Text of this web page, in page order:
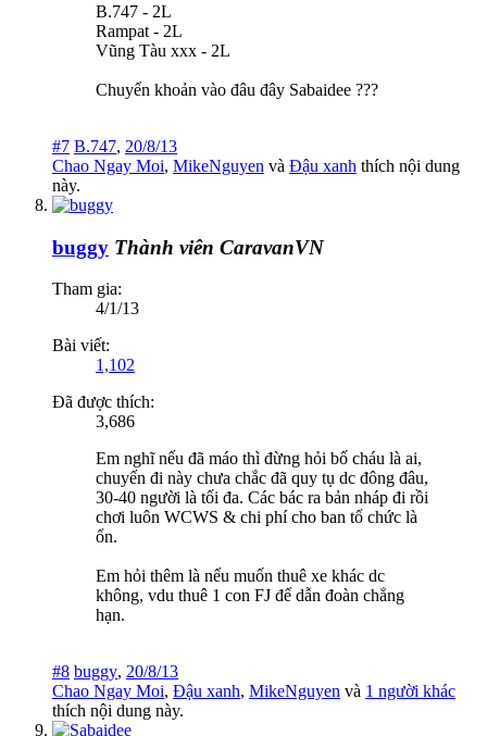
B.747 - 2L
Rampat - 2L
Vũng Tàu xxx - 2L
Chuyển khoản vào đâu đây Sabaidee ???
#7 B.747, 20/8/13
Chao Ngay Moi, MikeNguyen và Đậu xanh thích nội dung
này.
buggy Thành viên CaravanVN
Tham gia:
4/1/13
Bài viết:
1,102
Đã được thích:
3,686
Em nghĩ nếu đã máo thì đừng hỏi bố cháu là ai,
chuyến đi này chưa chắc đã quy tụ dc đông đâu,
30-40 người là tối đa. Các bác ra bản nháp đi rồi
chơi luôn WCWS & chi phí cho ban tổ chức là
ổn.
Em hỏi thêm là nếu muốn thuê xe khác dc
không, vdu thuê 1 con FJ để dẫn đoàn chẳng
hạn.
#8 buggy, 20/8/13
Chao Ngay Moi, Đậu xanh, MikeNguyen và 1 người khác
thích nội dung này.